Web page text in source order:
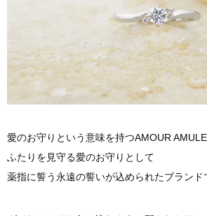
愛のお守りという意味を持つAMOUR
ふたりを見守る愛のお守りとして
薬指に誓う永遠の誓いが込められたブランド